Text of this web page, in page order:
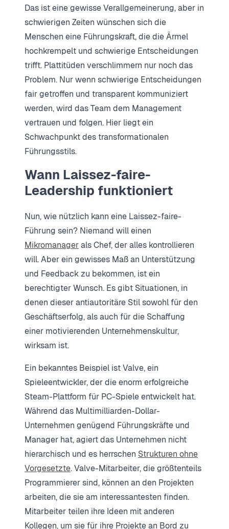
Das ist eine gewisse Verallgemeinerung, aber in
schwierigen Zeiten wünschen sich die
Menschen eine Führungskraft, die die Ärmel
hochkrempelt und schwierige Entscheidungen
trifft. Plattitüden verschlimmern nur noch das
Problem. Nur wenn schwierige Entscheidungen
fair getroffen und transparent kommuniziert
werden, wird das Team dem Management
vertrauen und folgen. Hier liegt ein
Schwachpunkt des transformationalen
Führungsstils.
Wann Laissez-faire-
Leadership funktioniert
Nun, wie nützlich kann eine Laissez-faire-
Führung sein? Niemand will einen
Mikromanagerals Chef, der alles kontrollieren
will. Aber ein gewisses Maß an Unterstützung
und Feedback zu bekommen, ist ein
berechtigter Wunsch. Es gibt Situationen, in
denen dieser antiautoritäre Stil sowohl für den
Geschäftserfolg, als auch für die Schaffung
einer motivierenden Unternehmenskultur,
wirksam ist.
Ein bekanntes Beispiel ist Valve, ein
Spieleentwickler, der die enorm erfolgreiche
Steam-Plattform für PC-Spiele entwickelt hat.
Während das Multimilliarden-Dollar-
Unternehmen genügend Führungskräfte und
Manager hat, agiert das Unternehmen nicht
hierarchisch und es herrschen Strukturen ohne
Vorgesetzte. Valve-Mitarbeiter, die größtenteils
Programmierer sind, können an den Projekten
arbeiten, die sie am interessantesten finden.
Mitarbeiter teilen ihre Ideen mit anderen
Kollegen, um sie für ihre Projekte an Bord zu